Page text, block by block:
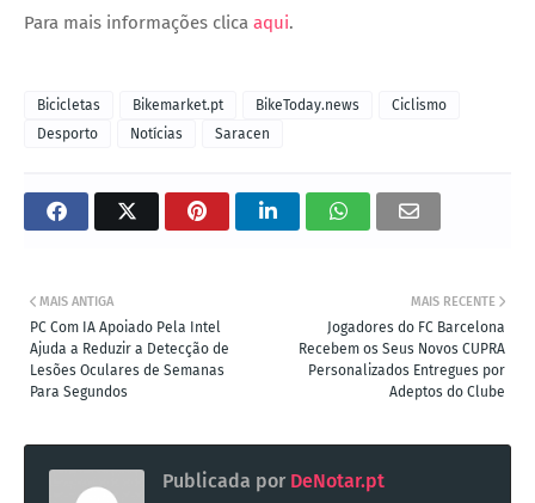
Para mais informações clica aqui.
Bicicletas Bikemarket.pt BikeToday.news
Ciclismo
Desporto
Notícias Saracen
MAIS RECENTE
Jogadores do FC Barcelona
Recebem os Seus Novos CUPRA
Personalizados Entregues por
Adeptos do Clube
MAIS ANTIGA
PC Com IA Apoiado Pela Intel
Ajuda a Reduzir a Detecção de
Lesões Oculares de Semanas
Para Segundos
Publicada por DeNotar.pt